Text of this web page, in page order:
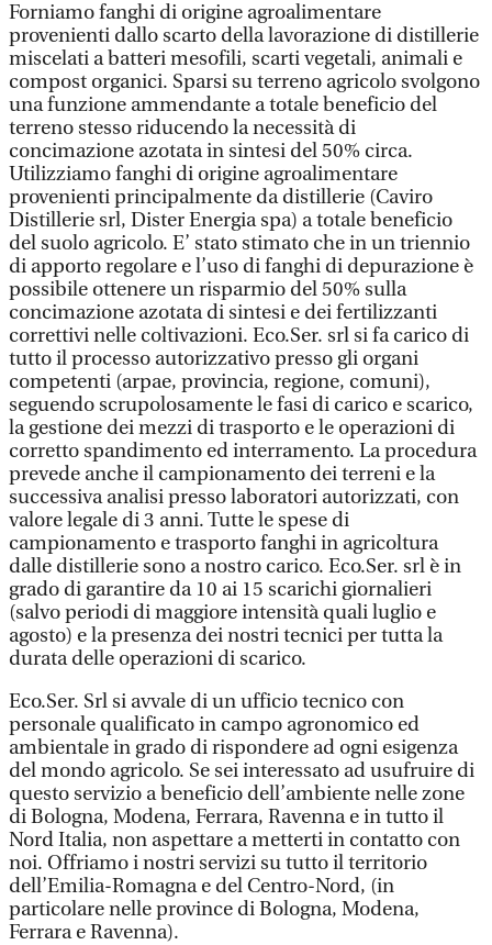
Forniamo fanghi di origine agroalimentare
provenienti dallo scarto della lavorazione di distillerie
miscelati a batteri mesofili, scarti vegetali, animali e
compost organici. Sparsi su terreno agricolo svolgono
una funzione ammendante a totale beneficio del
terreno stesso riducendo la necessità di
concimazione azotata in sintesi del 50% circa.
Utilizziamo fanghi di origine agroalimentare
provenienti principalmente da distillerie (Caviro
Distillerie srl, Dister Energia spa) a totale beneficio
del suolo agricolo. E’ stato stimato che in un triennio
di apporto regolare e l’uso di fanghi di depurazione è
possibile ottenere un risparmio del 50% sulla
concimazione azotata di sintesi e dei fertilizzanti
correttivi nelle coltivazioni. Eco.Ser. srl si fa carico di
tutto il processo autorizzativo presso gli organi
competenti (arpae, provincia, regione, comuni),
seguendo scrupolosamente le fasi di carico e scarico,
la gestione dei mezzi di trasporto e le operazioni di
corretto spandimento ed interramento. La procedura
prevede anche il campionamento dei terreni e la
successiva analisi presso laboratori autorizzati, con
valore legale di 3 anni. Tutte le spese di
campionamento e trasporto fanghi in agricoltura
dalle distillerie sono a nostro carico. Eco.Ser. srl è in
grado di garantire da 10 ai 15 scarichi giornalieri
(salvo periodi di maggiore intensità quali luglio e
agosto) e la presenza dei nostri tecnici per tutta la
durata delle operazioni di scarico.
Eco.Ser. Srl si avvale di un ufficio tecnico con
personale qualificato in campo agronomico ed
ambientale in grado di rispondere ad ogni esigenza
del mondo agricolo. Se sei interessato ad usufruire di
questo servizio a beneficio dell’ambiente nelle zone
di Bologna, Modena, Ferrara, Ravenna e in tutto il
Nord Italia, non aspettare a metterti in contatto con
noi. Offriamo i nostri servizi su tutto il territorio
dell’Emilia-Romagna e del Centro-Nord, (in
particolare nelle province di Bologna, Modena,
Ferrara e Ravenna).